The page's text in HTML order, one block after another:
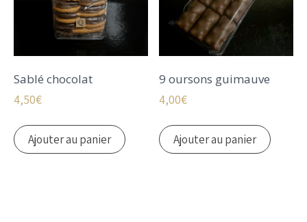
Sablé chocolat
4,50€
Ajouter au panier
9 oursons guimauve
4,00€
Ajouter au panier